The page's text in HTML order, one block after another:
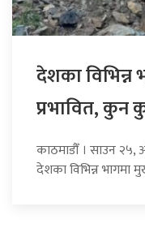
देशका विभिन्न
प्रभावित, कुन
काठमाडौँ । साउन २५,
देशका विभिन्न भागमा